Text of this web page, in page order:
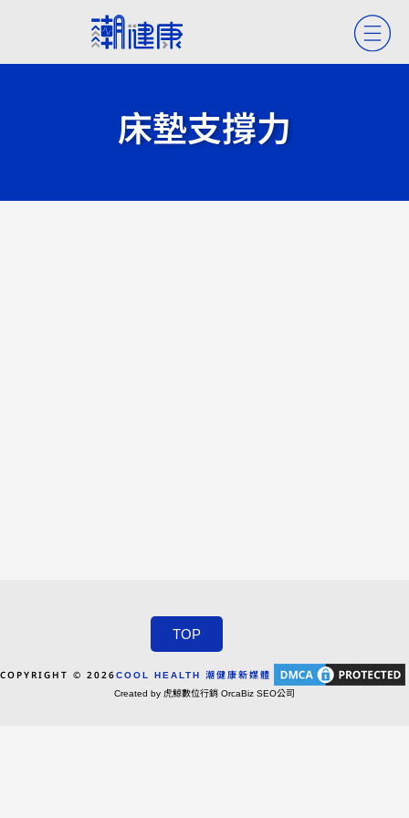
床墊支撐力
TOP
COPYRIGHT © 2026COOL HEALTH 潮健康新媒體
Created by 虎鯨數位行銷 OrcaBiz SEO公司